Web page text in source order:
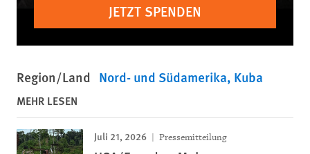
JETZT SPENDEN
Region/Land Nord- und Südamerika Kuba
MEHR LESEN
Juli 21, 2026 Pressemitteilung